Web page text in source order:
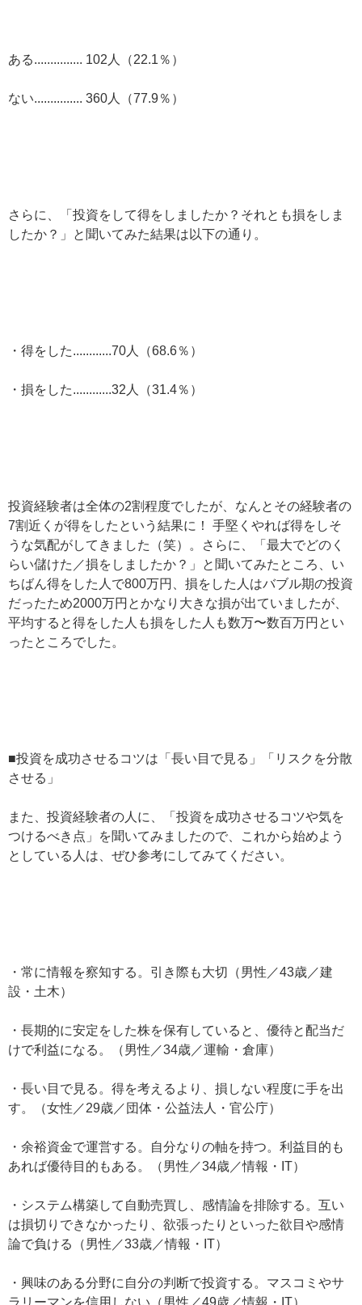
ある............... 102人（22.1％）
ない............... 360人（77.9％）
さらに、「投資をして得をしましたか？それとも損をしま
したか？」と聞いてみた結果は以下の通り。
・得をした............70人（68.6％）
・損をした............32人（31.4％）
投資経験者は全体の2割程度でしたが、なんとその経験者の
7割近くが得をしたという結果に！ 手堅くやれば得をしそ
うな気配がしてきました（笑）。さらに、「最大でどのく
らい儲けた／損をしましたか？」と聞いてみたところ、い
ちばん得をした人で800万円、損をした人はバブル期の投資
だったため2000万円とかなり大きな損が出ていましたが、
平均すると得をした人も損をした人も数万〜数百万円とい
ったところでした。
■投資を成功させるコツは「長い目で見る」「リスクを分散
させる」
また、投資経験者の人に、「投資を成功させるコツや気を
つけるべき点」を聞いてみましたので、これから始めよう
としている人は、ぜひ参考にしてみてください。
・常に情報を察知する。引き際も大切（男性／43歳／建
設・土木）
・長期的に安定をした株を保有していると、優待と配当だ
けで利益になる。（男性／34歳／運輸・倉庫）
・長い目で見る。得を考えるより、損しない程度に手を出
す。（女性／29歳／団体・公益法人・官公庁）
・余裕資金で運営する。自分なりの軸を持つ。利益目的も
あれば優待目的もある。（男性／34歳／情報・IT）
・システム構築して自動売買し、感情論を排除する。互い
は損切りできなかったり、欲張ったりといった欲目や感情
論で負ける（男性／33歳／情報・IT）
・興味のある分野に自分の判断で投資する。マスコミやサ
ラリーマンを信用しない（男性／49歳／情報・IT）